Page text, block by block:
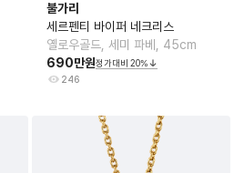
불가리
세르펜티 바이퍼 네크리스
옐로우골드, 세미 파베, 45cm
690만원정가대비 20%
246